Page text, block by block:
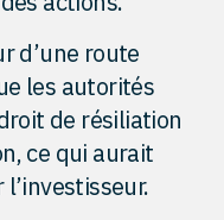
d’une route
les autorités
de résiliation
ce qui aurait